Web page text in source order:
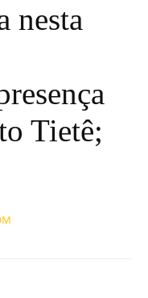
nesta
Tietê;